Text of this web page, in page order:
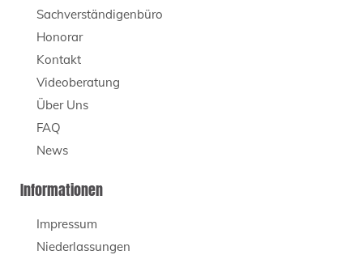
Sachverständigenbüro
Honorar
Kontakt
Videoberatung
Über Uns
FAQ
News
Informationen
Impressum
Niederlassungen